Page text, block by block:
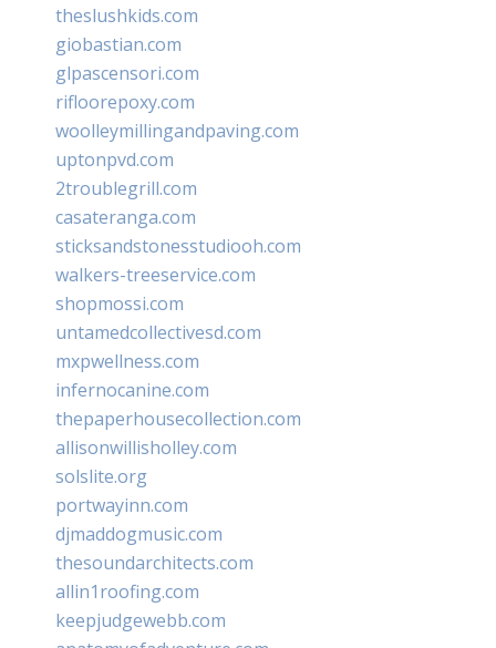
theslushkids.com
giobastian.com
glpascensori.com
rifloorepoxy.com
woolleymillingandpaving.com
uptonpvd.com
2troublegrill.com
casateranga.com
sticksandstonesstudiooh.com
walkers-treeservice.com
shopmossi.com
untamedcollectivesd.com
mxpwellness.com
infernocanine.com
thepaperhousecollection.com
allisonwillisholley.com
solslite.org
portwayinn.com
djmaddogmusic.com
thesoundarchitects.com
allin1roofing.com
keepjudgewebb.com